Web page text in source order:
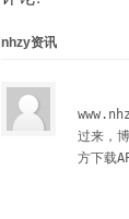
nhzy资讯
过来，
方下载